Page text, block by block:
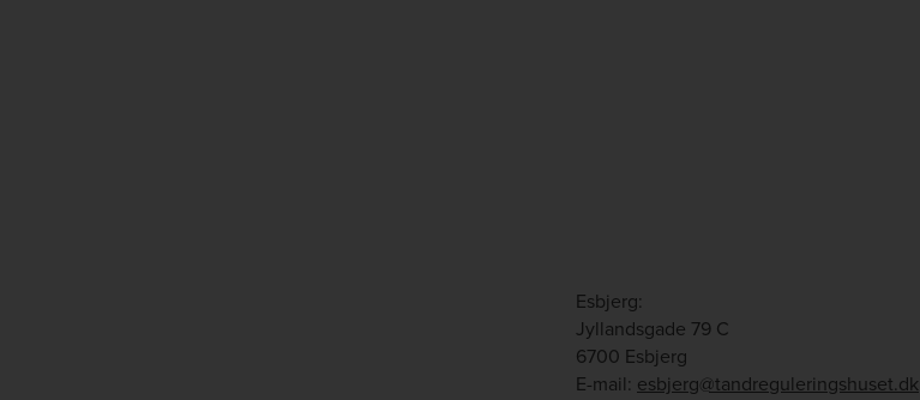
Esbjerg:
Jyllandsgade 79 C
6700 Esbjerg
E-mail: esbjerg@tandreguleringshuset.dk